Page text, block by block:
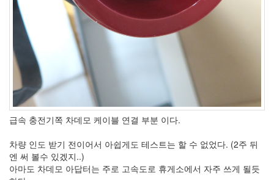
급속 충전기쪽 차데모 케이블 연결 부분 이다.
차량 인도 받기 전이어서 아쉽게도 테스트는 할 수 없었다. (2주 뒤
엔 써 볼수 있겠지..)
아마도 차데모 아답터는 주로 고속도로 휴게소에서 자주 쓰게 될듯